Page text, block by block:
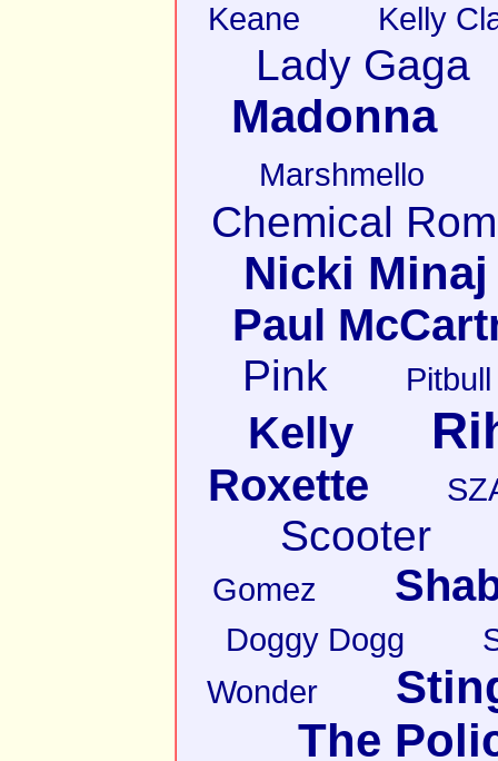
Keane Kelly
Lady Gaga
Madonna
Marshmello
Chemical
Nicki Minaj
Paul
Pink Pitbull
Kelly
Roxette
Scooter
Gomez
Doggy Dogg
Wonder
The